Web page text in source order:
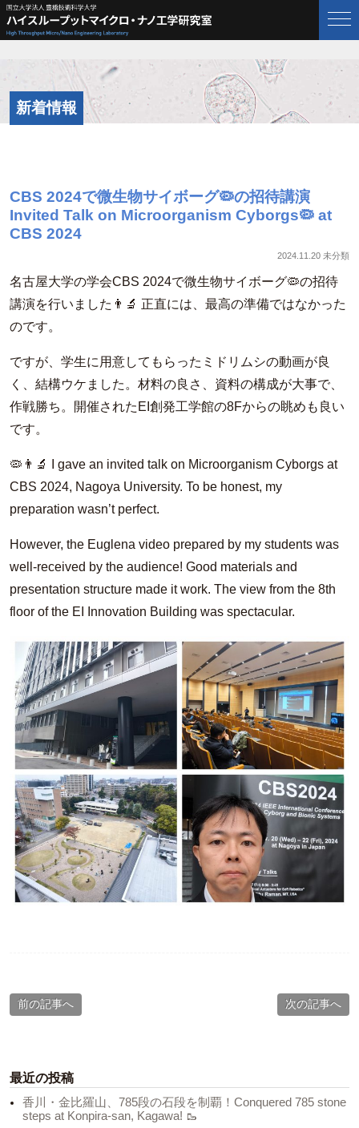
新着情報
CBS 2024で微生物サイボーグ🦠の招待講演
Invited Talk on Microorganism Cyborgs🦠 at
CBS 2024
2024.11.20 未分類
名古屋大学の学会CBS 2024で微生物サイボーグ🦠の招待
講演を行いました👨‍🔬 正直には、最高の準備ではなかった
のです。
ですが、学生に用意してもらったミドリムシの動画が良
く、結構ウケました。材料の良さ、資料の構成が大事で、
作戦勝ち。開催されたEI創発工学館の8Fからの眺めも良い
です。
🦠👨‍🔬 I gave an invited talk on Microorganism Cyborgs at
CBS 2024, Nagoya University. To be honest, my
preparation wasn’t perfect.
However, the Euglena video prepared by my students was
well-received by the audience! Good materials and
presentation structure made it work. The view from the 8th
floor of the EI Innovation Building was spectacular.
前の記事へ 次の記事へ
最近の投稿
香川・金比羅山、785段の石段を制覇！Conquered 785 stone
steps at Konpira-san, Kagawa! 🥾